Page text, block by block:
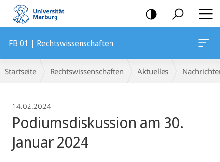
Mobile-
Navigation
FB 01 | Rechtswissenschaften
Breadcrumb-
Navigation
Startseite Rechtswissenschaften Aktuelles
14.02.2024
Podiumsdiskussion am 30.
Januar 2024